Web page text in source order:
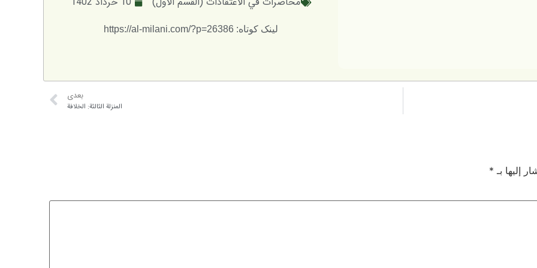
لینک کوتاه: https://al-milani.com/?p=26386
بعدی
المنزلة الثالثة: الخلافة
إليها بـ *